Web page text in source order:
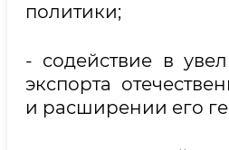
политики;
- содействие в
экспорта
и расширении его